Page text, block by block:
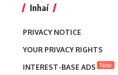
Inhaí
PRIVACY NOTICE
YOUR PRIVACY RIGHTS
INTEREST-BASE ADS
New